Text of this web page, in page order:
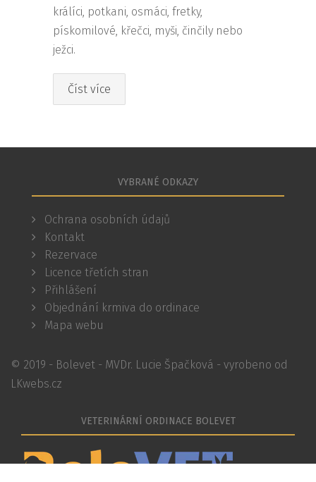
králíci, potkani, osmáci, fretky,
pískomilové, křečci, myši, činčily nebo
ježci.
Číst více
VYBRANÉ ODKAZY
Ochrana osobních údajů
Kontakt
Rezervace
Licence třetích stran
Přihlášení
Objednání krmiva do ordinace
Mapa webu
© 2019 - Bolevet - MVDr. Lucie Špačková - vyrobeno od
LKwebs.cz
VETERINÁRNÍ ORDINACE BOLEVET